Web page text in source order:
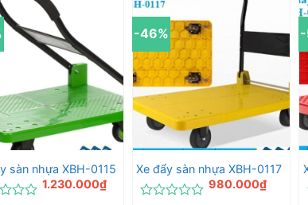
sàn nhựa XBH-0115
1.230.000₫
-46%
Xe đẩy sàn nhựa XBH-0117
980.000₫
-